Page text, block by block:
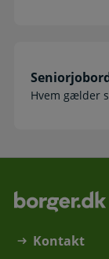
Hvem gælder
Kontakt